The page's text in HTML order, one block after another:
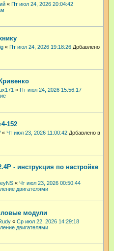
« Пт июл 24, 2026 20:04:42
« Пт июл 24, 2026 19:18:26 Добавлено
« Пт июл 24, 2026 15:56:17
152
« Чт июл 23, 2026 11:00:42 Добавлено в
- инструкция по настройке
« Чт июл 23, 2026 00:50:44
двигателями
модули
« Ср июл 22, 2026 14:29:18
двигателями